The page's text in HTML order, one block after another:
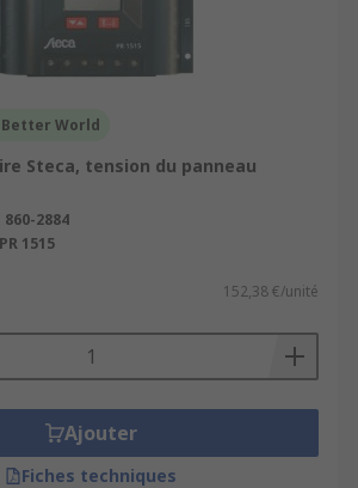
Better World
Steca, tension du panneau
860-2884
PR 1515
152,38 €/unité
Ajouter
Fiches techniques